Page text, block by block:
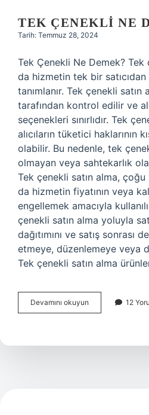
TEK ÇENEKLI NE
Tarih: Temmuz 28, 2024
Tek Çenekli Ne Demek?
da hizmetin tek bir satıcıdan
tanımlanır. Tek çenekli satın
tarafından kontrol edilir ve
seçenekleri sınırlıdır. Tek
alıcıların tüketici haklarının
olabilir. Bu nedenle, tek
olmayan veya sahtekarlık
Tek çenekli satın alma,
da hizmetin fiyatının veya
engellemek amacıyla
çenekli satın alma yoluyla
dağıtımını ve satış sonrası
etmeye, düzenlemeye veya
Tek çenekli satın alma
Devamını okuyun
çenekli
12